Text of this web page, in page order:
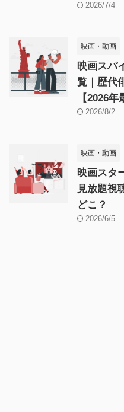
2026/7/4
映画・動画
映画スパ
覧｜歴代
【2026年
2026/8/2
映画・動画
映画スタ
見放題視
どこ？
2026/6/5